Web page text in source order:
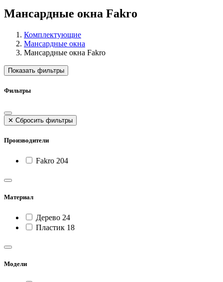
Мансардные окна Fakro
Комплектующие
Мансардные окна
Мансардные окна Fakro
Показать фильтры
Фильтры
✕ Сбросить фильтры
Производители
Fakro 204
Материал
Дерево 24
Пластик 18
Модели